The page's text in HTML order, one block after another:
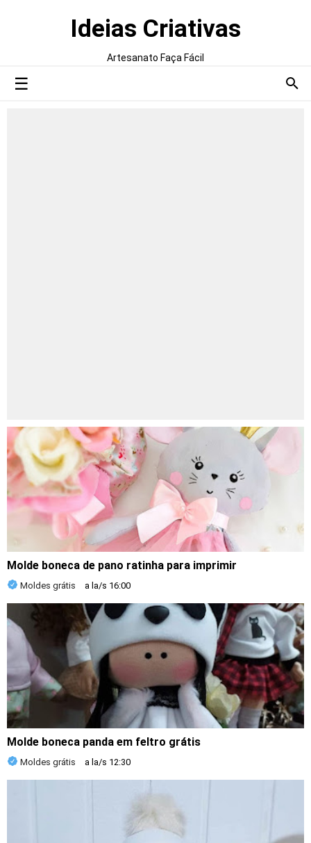
Ideias Criativas
Artesanato Faça Fácil
Molde boneca de pano ratinha para imprimir
Moldes grátis a la/s 16:00
Molde boneca panda em feltro grátis
Moldes grátis a la/s 12:30